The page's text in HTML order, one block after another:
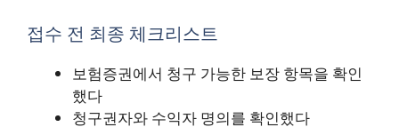
접수 전 최종 체크리스트
보험증권에서 청구 가능한 보장 항목을 확인
했다
청구권자와 수익자 명의를 확인했다